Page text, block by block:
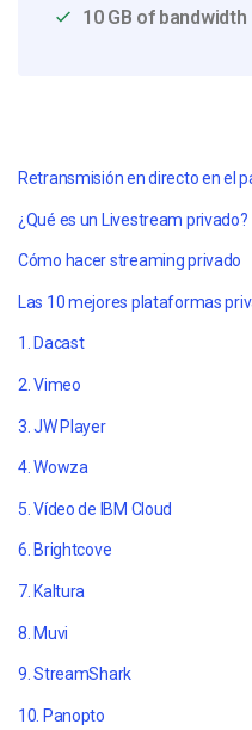
10 GB of bandwidth
Retransmisión en directo en el
¿Qué es un Livestream privado?
Cómo hacer streaming privado
Las 10 mejores plataformas
1. Dacast
2.Vimeo
3. JW Player
4. Wowza
5. Vídeo de IBM Cloud
6. Brightcove
7. Kaltura
8. Muvi
9. StreamShark
10. Panopto